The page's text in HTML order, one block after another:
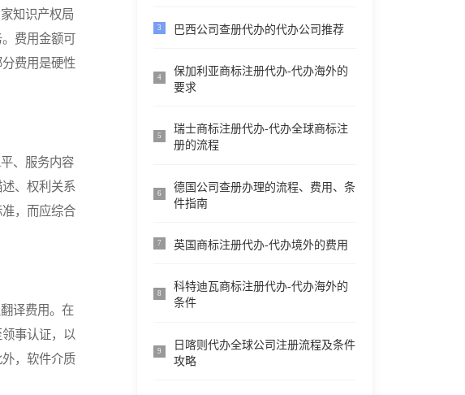
知识产权局
费用金额可
费用是硬性
、服务内容
、权利关系
，而应综合
译费用。在
事认证，以
，软件介质
3 巴西公司查册代办的代办公司推荐
4
保加利亚商标注册代办-代办海外的
要求
5
瑞士商标注册代办-代办全球商标注
册的流程
6
德国公司查册办理的流程、费用、条
件指南
7 英国商标注册代办-代办境外的费用
8
科特迪瓦商标注册代办-代办海外的
条件
9
日喀则代办全球公司注册流程及条件
攻略